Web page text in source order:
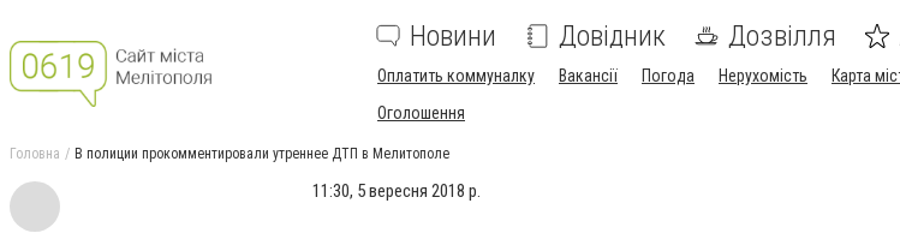
Новини Довідник Дозвілля
Оплатить коммуналку Вакансії Погода Нерухомість Карта
Оголошення
Головна В полиции прокомментировали утреннее ДТП в Мелитополе
11:30, 5 вересня 2018 р.